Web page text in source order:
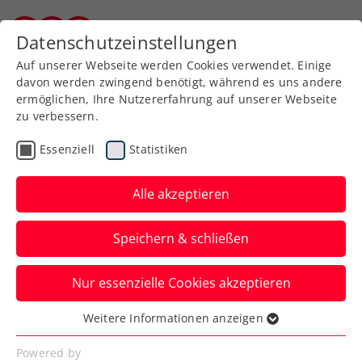
AllgemeineKlasse
Jugend
SeniorInnen
Meisterschaft wählen
Kärntner Mannschaftsmeisterschaft 2026 / Damen
Datenschutzeinstellungen
Auf unserer Webseite werden Cookies verwendet. Einige
davon werden zwingend benötigt, während es uns andere
ermöglichen, Ihre Nutzererfahrung auf unserer Webseite
zu verbessern.
Essenziell Statistiken
Alle akzeptieren
Speichern & schließen
Nur essenzielle Cookies akzeptieren
Essenziell
Essenzielle Cookies werden für grundlegende
Weitere Informationen anzeigen
Powered by